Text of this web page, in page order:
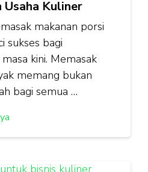
Usaha Kuliner
makanan porsi
sukses bagi
kini. Memasak
memang bukan
bagi semua …